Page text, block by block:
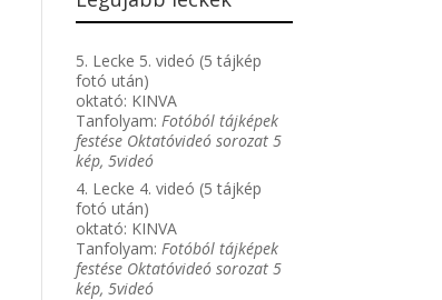
5. Lecke 5. videó (5 tájkép
fotó után)
oktató: KINVA
Tanfolyam:Fotóból tájképek
festése Oktatóvideó sorozat 5
kép, 5videó
4. Lecke 4. videó (5 tájkép
fotó után)
oktató: KINVA
Tanfolyam:Fotóból tájképek
festése Oktatóvideó sorozat 5
kép, 5videó